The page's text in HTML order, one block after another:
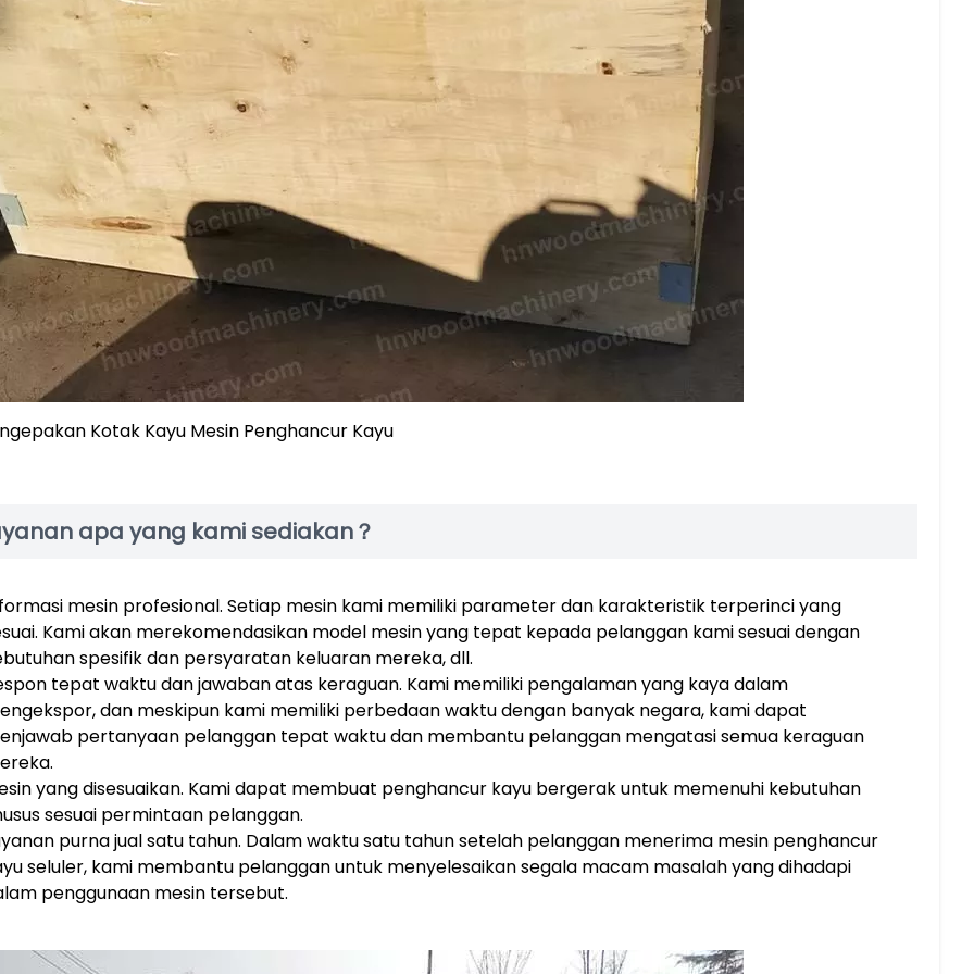
Kotak Kayu Mesin Penghancur Kayu
apa yang kami sediakan？
mesin profesional. Setiap mesin kami memiliki parameter dan karakteristik terperinci yang
Kami akan merekomendasikan model mesin yang tepat kepada pelanggan kami sesuai dengan
spesifik dan persyaratan keluaran mereka, dll.
tepat waktu dan jawaban atas keraguan. Kami memiliki pengalaman yang kaya dalam
dan meskipun kami memiliki perbedaan waktu dengan banyak negara, kami dapat
pertanyaan pelanggan tepat waktu dan membantu pelanggan mengatasi semua keraguan
yang disesuaikan. Kami dapat membuat penghancur kayu bergerak untuk memenuhi kebutuhan
sesuai permintaan pelanggan.
purna jual satu tahun. Dalam waktu satu tahun setelah pelanggan menerima mesin penghancur
seluler, kami membantu pelanggan untuk menyelesaikan segala macam masalah yang dihadapi
penggunaan mesin tersebut.